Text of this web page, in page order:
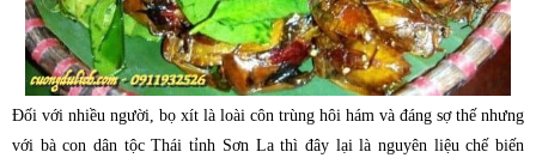
Đối với nhiều người, bọ xít là loài côn trùng hôi hám và đáng sợ thế nhưng
với bà con dân tộc Thái tỉnh Sơn La thì đây lại là nguyên liệu chế biến